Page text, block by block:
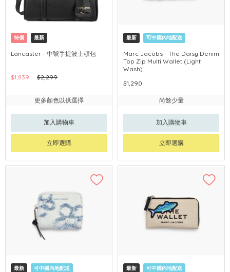
特價 最新
Lancaster - 中號手提波士頓包
$1,839 $2,299
更多顏色以供選擇
加入購物車
立即選購
最新 可中國內地配送
Marc Jacobs - The Daisy Denim
Top Zip Multi Wallet (Light
Wash)
$1,290
尚餘少量
加入購物車
立即選購
最新 可中國內地配送 最新 可中國內地配送